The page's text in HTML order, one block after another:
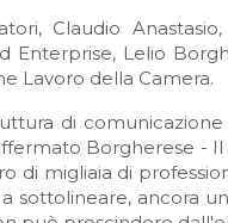
Claudio
Enterprise, Lelio
Lavoro della Camera.
di
Borgherese -
di migliaia di
sottolineare, ancora